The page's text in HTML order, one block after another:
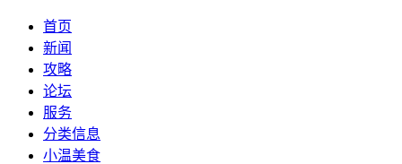
首页
新闻
攻略
论坛
服务
分类信息
小温美食